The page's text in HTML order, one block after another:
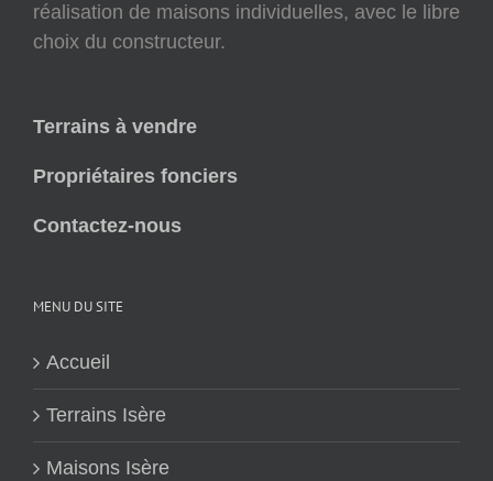
réalisation de maisons individuelles, avec le libre
choix du constructeur.
Terrains à vendre
Propriétaires fonciers
Contactez-nous
MENU DU SITE
Accueil
Terrains Isère
Maisons Isère